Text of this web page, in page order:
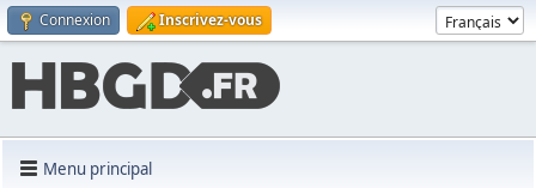
Connexion Inscrivez-vous
Menu principal